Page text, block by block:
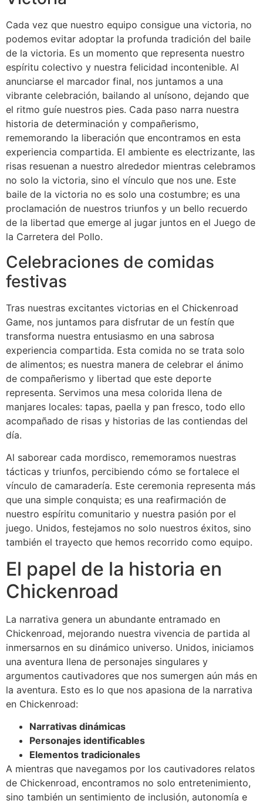
Cada vez que nuestro equipo consigue una victoria, no
podemos evitar adoptar la profunda tradición del baile
de la victoria. Es un momento que representa nuestro
espíritu colectivo y nuestra felicidad incontenible. Al
anunciarse el marcador final, nos juntamos a una
vibrante celebración, bailando al unísono, dejando que
el ritmo guíe nuestros pies. Cada paso narra nuestra
historia de determinación y compañerismo,
rememorando la liberación que encontramos en esta
experiencia compartida. El ambiente es electrizante, las
risas resuenan a nuestro alrededor mientras celebramos
no solo la victoria, sino el vínculo que nos une. Este
baile de la victoria no es solo una costumbre; es una
proclamación de nuestros triunfos y un bello recuerdo
de la libertad que emerge al jugar juntos en el Juego de
la Carretera del Pollo.
Celebraciones de comidas
festivas
Tras nuestras excitantes victorias en el Chickenroad
Game, nos juntamos para disfrutar de un festín que
transforma nuestra entusiasmo en una sabrosa
experiencia compartida. Esta comida no se trata solo
de alimentos; es nuestra manera de celebrar el ánimo
de compañerismo y libertad que este deporte
representa. Servimos una mesa colorida llena de
manjares locales: tapas, paella y pan fresco, todo ello
acompañado de risas y historias de las contiendas del
día.
Al saborear cada mordisco, rememoramos nuestras
tácticas y triunfos, percibiendo cómo se fortalece el
vínculo de camaradería. Este ceremonia representa más
que una simple conquista; es una reafirmación de
nuestro espíritu comunitario y nuestra pasión por el
juego. Unidos, festejamos no solo nuestros éxitos, sino
también el trayecto que hemos recorrido como equipo.
El papel de la historia en
Chickenroad
La narrativa genera un abundante entramado en
Chickenroad, mejorando nuestra vivencia de partida al
inmersarnos en su dinámico universo. Unidos, iniciamos
una aventura llena de personajes singulares y
argumentos cautivadores que nos sumergen aún más en
la aventura. Esto es lo que nos apasiona de la narrativa
en Chickenroad:
Narrativas dinámicas
Personajes identificables
Elementos tradicionales
A mientras que navegamos por los cautivadores relatos
de Chickenroad, encontramos no solo entretenimiento,
sino también un sentimiento de inclusión, autonomía e